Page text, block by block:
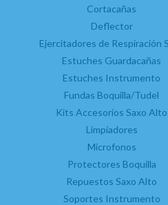
Cortacañas
Deflector
Ejercitadores de Respiración
Estuches Guardacañas
Estuches Instrumento
Fundas Boquilla/Tudel
Kits Accesorios Saxo Alto
Limpiadores
Microfonos
Protectores Boquilla
Repuestos Saxo Alto
Soportes Instrumento